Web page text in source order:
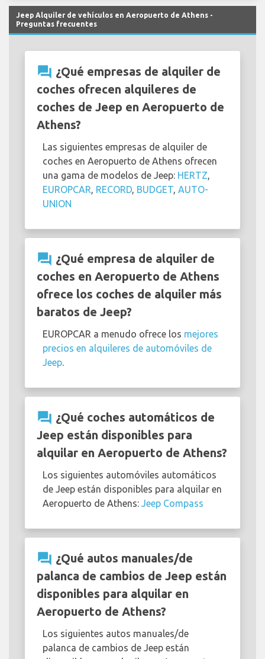
Jeep Alquiler de vehículos en Aeropuerto de Athens -
Preguntas frecuentes
question_answer ¿Qué empresas de alquiler de
coches ofrecen alquileres de
coches de Jeep en Aeropuerto de
Athens?
Las siguientes empresas de alquiler de
coches en Aeropuerto de Athens ofrecen
una gama de modelos de Jeep: HERTZ
EUROPCAR RECORD BUDGET AUTO-
UNION
question_answer ¿Qué empresa de alquiler de
coches en Aeropuerto de Athens
ofrece los coches de alquiler más
baratos de Jeep?
EUROPCAR a menudo ofrece los mejores
precios en alquileres de automóviles de
Jeep
question_answer ¿Qué coches automáticos de
Jeep están disponibles para
alquilar en Aeropuerto de Athens?
Los siguientes automóviles automáticos
de Jeep están disponibles para alquilar en
Aeropuerto de Athens: Jeep Compass
question_answer ¿Qué autos manuales/de
palanca de cambios de Jeep están
disponibles para alquilar en
Aeropuerto de Athens?
Los siguientes autos manuales/de
palanca de cambios de Jeep están